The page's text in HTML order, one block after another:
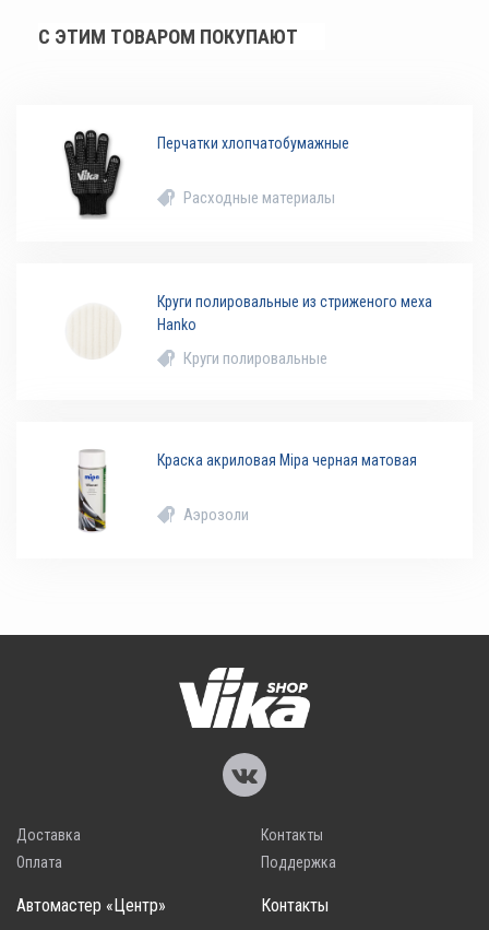
С ЭТИМ ТОВАРОМ ПОКУПАЮТ
Перчатки хлопчатобумажные
Расходные материалы
Круги полировальные из стриженого меха
Hanko
Круги полировальные
Краска акриловая Mipa черная матовая
Аэрозоли
Доставка
Оплата
Контакты
Поддержка
Автомастер «Центр» Контакты